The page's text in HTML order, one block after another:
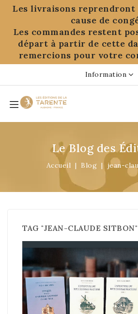
Les livraisons reprendront
cause de
Les commandes restent
départ à partir de cette
remercions pour votre
Information
Le Blog des
Accueil Blog jean-
TAG "JEAN-CLAUDE SITBON"
Panneau de gestion des cookies